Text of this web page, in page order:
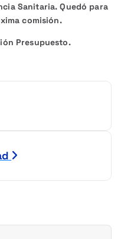
Sanitaria. Quedó para
comisión.
Presupuesto.